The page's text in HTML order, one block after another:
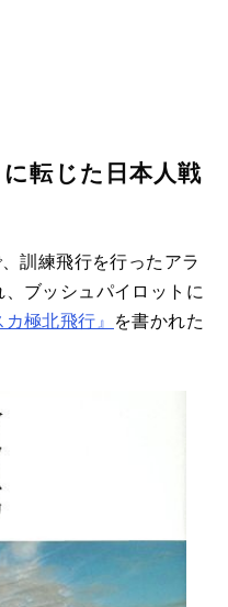
転じた日本人戦
訓練飛行を行ったアラ
ブッシュパイロットに
カ極北飛行』 を書かれた